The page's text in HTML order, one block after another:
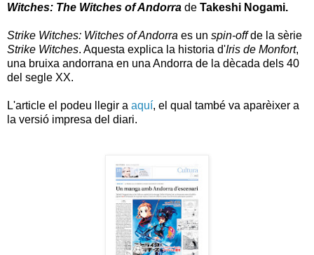
Witches: The Witches of Andorra de Takeshi Nogami.
Strike Witches: Witches of Andorra es un spin-offde la sèrie
Strike Witches. Aquesta explica la historia d'Iris de Monfort,
una bruixa andorrana en una Andorra de la dècada dels 40
del segle XX.
L'article el podeu llegir a aquí, el qual també va aparèixer a
la versió impresa del diari.